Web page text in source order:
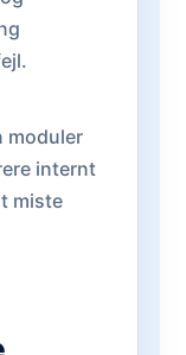
moduler
internt
miste